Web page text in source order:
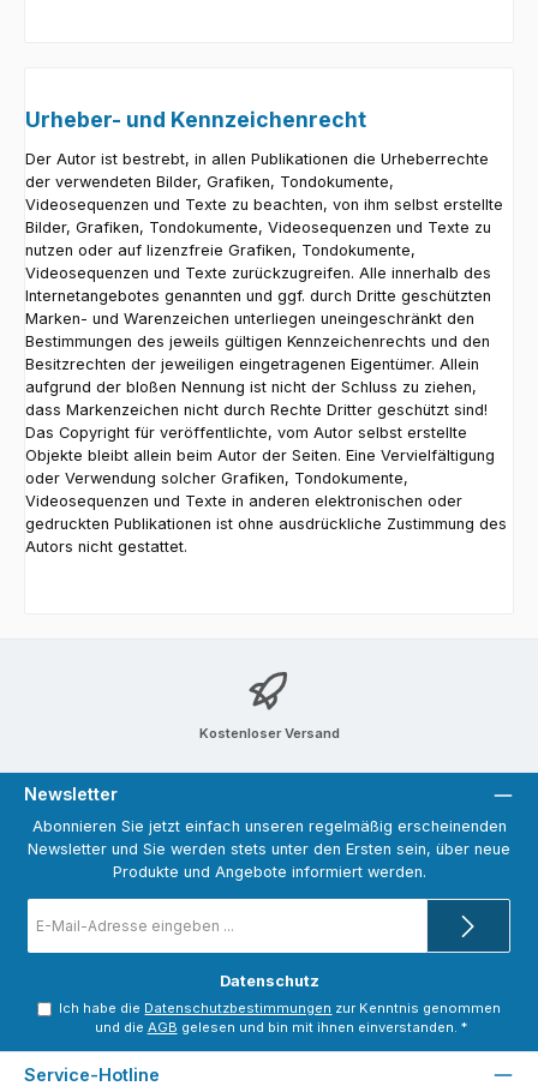
Urheber- und Kennzeichenrecht
Der Autor ist bestrebt, in allen Publikationen die Urheberrechte
der verwendeten Bilder, Grafiken, Tondokumente,
Videosequenzen und Texte zu beachten, von ihm selbst erstellte
Bilder, Grafiken, Tondokumente, Videosequenzen und Texte zu
nutzen oder auf lizenzfreie Grafiken, Tondokumente,
Videosequenzen und Texte zurückzugreifen. Alle innerhalb des
Internetangebotes genannten und ggf. durch Dritte geschützten
Marken- und Warenzeichen unterliegen uneingeschränkt den
Bestimmungen des jeweils gültigen Kennzeichenrechts und den
Besitzrechten der jeweiligen eingetragenen Eigentümer. Allein
aufgrund der bloßen Nennung ist nicht der Schluss zu ziehen,
dass Markenzeichen nicht durch Rechte Dritter geschützt sind!
Das Copyright für veröffentlichte, vom Autor selbst erstellte
Objekte bleibt allein beim Autor der Seiten. Eine Vervielfältigung
oder Verwendung solcher Grafiken, Tondokumente,
Videosequenzen und Texte in anderen elektronischen oder
gedruckten Publikationen ist ohne ausdrückliche Zustimmung des
Autors nicht gestattet.
Kostenloser Versand
Newsletter
Abonnieren Sie jetzt einfach unseren regelmäßig erscheinenden
Newsletter und Sie werden stets unter den Ersten sein, über neue
Produkte und Angebote informiert werden.
Mail-
Adresse
Datenschutz
Ich habe die Datenschutzbestimmungen zur Kenntnis genommen
und die AGB gelesen und bin mit ihnen einverstanden. *
Service-Hotline